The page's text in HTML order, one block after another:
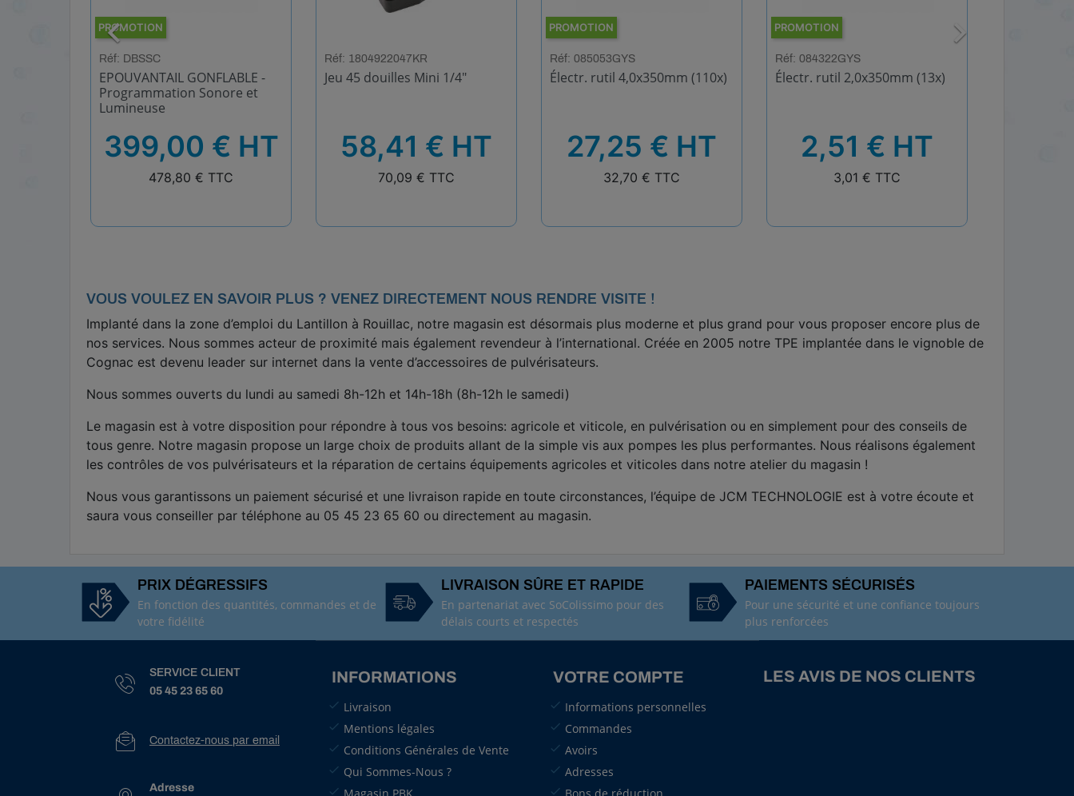
PROMOTION
Réf: DBSSC
EPOUVANTAIL GONFLABLE -
Programmation Sonore et
Lumineuse
HT
399,00 € HT
478,80 € TTC
Réf: 1804922047KR
Jeu 45 douilles Mini 1/4"
58,41 € HT
70,09 € TTC
PROMOTION
Réf: 085053GYS
Électr. rutil 4,0x350mm (110x)
27,25 € HT
32,70 € TTC
PROMOTION
Réf: 084322GYS
Électr. rutil 2,0x350mm (13x)
2,51 € HT
3,01 € TTC
 
VOUS VOULEZ EN SAVOIR PLUS ? VENEZ DIRECTEMENT NOUS RENDRE VISITE !
Implanté dans la zone d’emploi du Lantillon à Rouillac, notre magasin est désormais plus moderne et plus grand pour vous proposer encore plus de
nos services. Nous sommes acteur de proximité mais également revendeur à l’international. Créée en 2005 notre TPE implantée dans le vignoble de
Cognac est devenu leader sur internet dans la vente d’accessoires de pulvérisateurs.
Nous sommes ouverts du lundi au samedi 8h-12h et 14h-18h (8h-12h le samedi)
Le magasin est à votre disposition pour répondre à tous vos besoins: agricole et viticole, en pulvérisation ou en simplement pour des conseils de
tous genre. Notre magasin propose un large choix de produits allant de la simple vis aux pompes les plus performantes. Nous réalisons également
les contrôles de vos pulvérisateurs et la réparation de certains équipements agricoles et viticoles dans notre atelier du magasin !
Nous vous garantissons un paiement sécurisé et une livraison rapide en toute circonstances, l’équipe de JCM TECHNOLOGIE est à votre écoute et
saura vous conseiller par téléphone au 05 45 23 65 60 ou directement au magasin.
PRIX DÉGRESSIFS
En fonction des quantités, commandes et de
votre fidélité
LIVRAISON SÛRE ET RAPIDE
En partenariat avec SoColissimo pour des
délais courts et respectés
PAIEMENTS SÉCURISÉS
Pour une sécurité et une confiance toujours
plus renforcées
SERVICE CLIENT
05 45 23 65 60
Contactez-nous par email
Adresse
INFORMATIONS
Livraison
Mentions légales
Conditions Générales de Vente
Qui Sommes-Nous ?
VOTRE COMPTE
Informations personnelles
Commandes
Avoirs
Adresses
LES AVIS DE NOS CLIENTS